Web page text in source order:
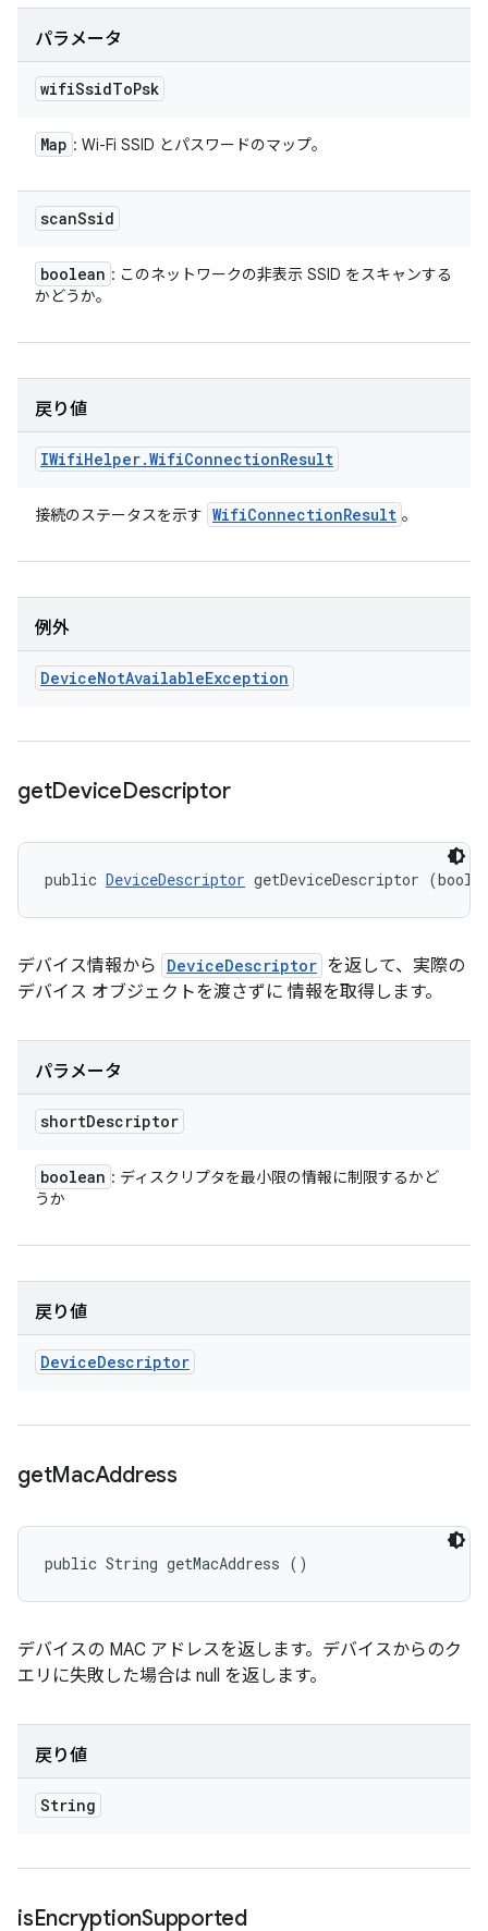
パラメータ
wifiSsidToPsk
Map : Wi-Fi SSID とパスワードのマップ。
scanSsid
boolean : このネットワークの非表示 SSID をスキャンする
かどうか。
戻り値
IWifiHelper.WifiConnectionResult
接続のステータスを示す WifiConnectionResult 。
例外
DeviceNotAvailableException
getDeviceDescriptor
public DeviceDescriptor getDeviceDescriptor
デバイス情報から DeviceDescriptor を返して、実際の
デバイス オブジェクトを渡さずに 情報を取得します。
パラメータ
shortDescriptor
boolean : ディスクリプタを最小限の情報に制限するかど
うか
戻り値
DeviceDescriptor
getMacAddress
public String getMacAddress ()
デバイスの MAC アドレスを返します。デバイスからのク
エリに失敗した場合は null を返します。
戻り値
String
isEncryptionSupported